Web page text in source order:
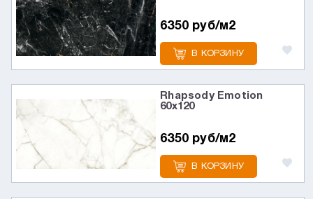
6350 руб/м2
В КОРЗИНУ
Rhapsody Emotion
60х120
6350 руб/м2
В КОРЗИНУ